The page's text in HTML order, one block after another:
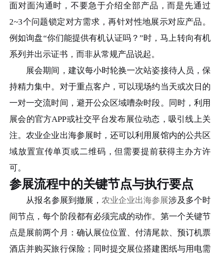
面对面沟通时，不要急于介绍全部产品，而是先通过
2~3个问题锁定对方需求，再针对性地展示对应产品。
例如询盘“你们能提供有机认证吗？”时，马上转向有机
系列并出示证书，而非从常规产品说起。
展会期间，建议每小时轮换一次站姿接待人员，保
持精力集中。对于重点客户，可以现场约当天或次日的
一对一交流时间，避开公众区域嘈杂时段。同时，利用
展会的官方APP或社交平台发布展位动态，吸引线上关
注。农业企业出海参展时，还可以利用展馆内的公共区
域放置宣传单页或二维码，但需要提前获得主办方许
可。
参展流程中的关键节点与执行要点
从报名参展到撤展，农业企业出海参展涉及多个时
间节点，每个阶段都有必须完成的动作。第一个关键节
点是展前两个月：确认展位位置、付清尾款、预订机票
酒店并购买旅行保险；同时提交展位搭建图纸与用电需